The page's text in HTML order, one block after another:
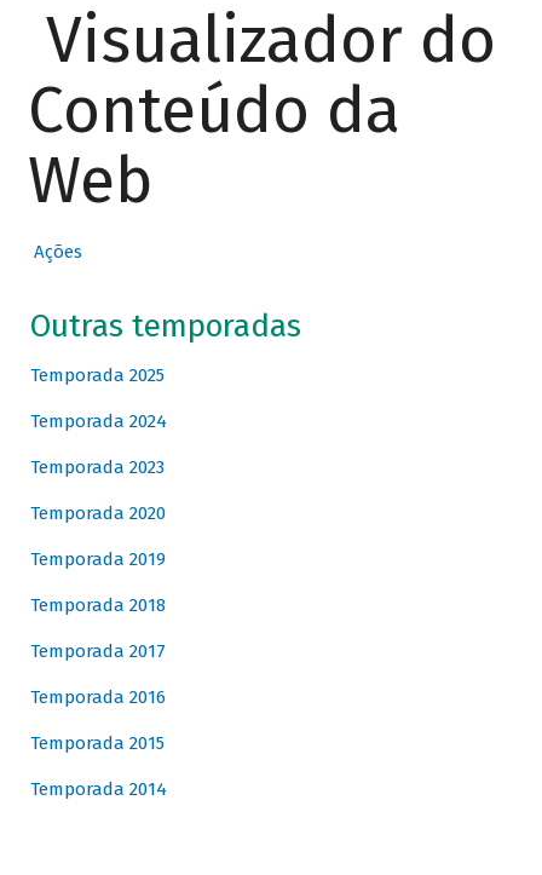
Visualizador do
Conteúdo da
Web
Ações
Outras temporadas
Temporada 2025
Temporada 2024
Temporada 2023
Temporada 2020
Temporada 2019
Temporada 2018
Temporada 2017
Temporada 2016
Temporada 2015
Temporada 2014